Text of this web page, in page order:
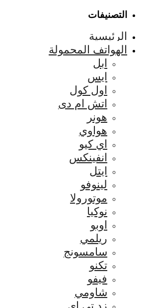
التصنيفات
الرئيسية
الهواتف المحمولة
ابل
ايس
اول كول
اتش ام دى
هونر
هواوي
اي كيو
انفينكس
ايتل
لينوفو
موتورولا
نوكيا
اوبو
ريلمي
سامسونج
تكنو
فيفو
شاومي